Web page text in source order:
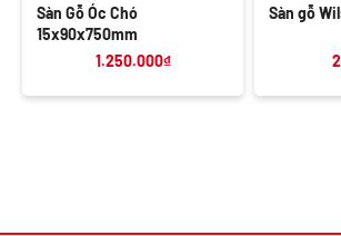
Sàn Gỗ Óc Chó
15x90x750mm
1.250.000₫
Sàn gỗ